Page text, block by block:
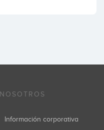
NOSOTROS
Información corporativa